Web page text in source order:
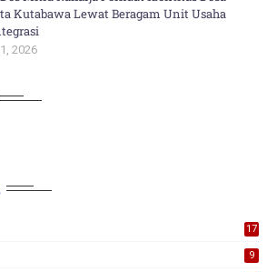
Kutabawa Lewat Beragam Unit Usaha
2026
17
9